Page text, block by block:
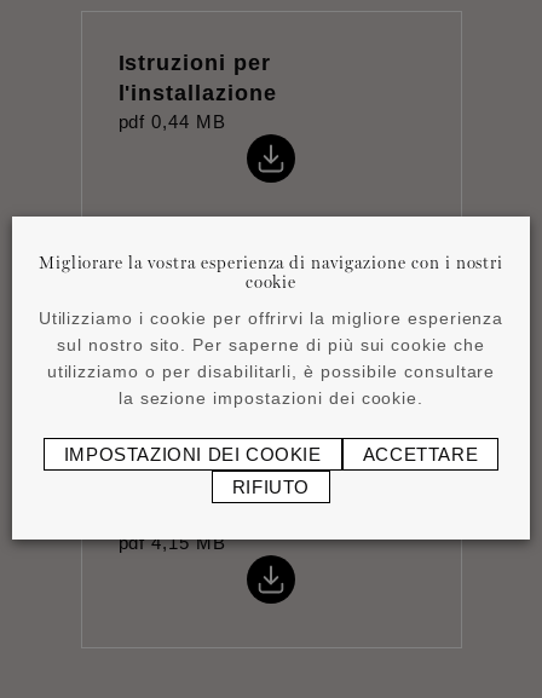
Istruzioni per
l'installazione
pdf 0,44 MB
0,83 MB
pdf 4,15 MB
Migliorare la vostra esperienza di navigazione con i nostri
cookie
Utilizziamo i cookie per offrirvi la migliore esperienza
sul nostro sito. Per saperne di più sui cookie che
utilizziamo o per disabilitarli, è possibile consultare
la sezione impostazioni dei cookie.
IMPOSTAZIONI DEI COOKIE
ACCETTARE
RIFIUTO